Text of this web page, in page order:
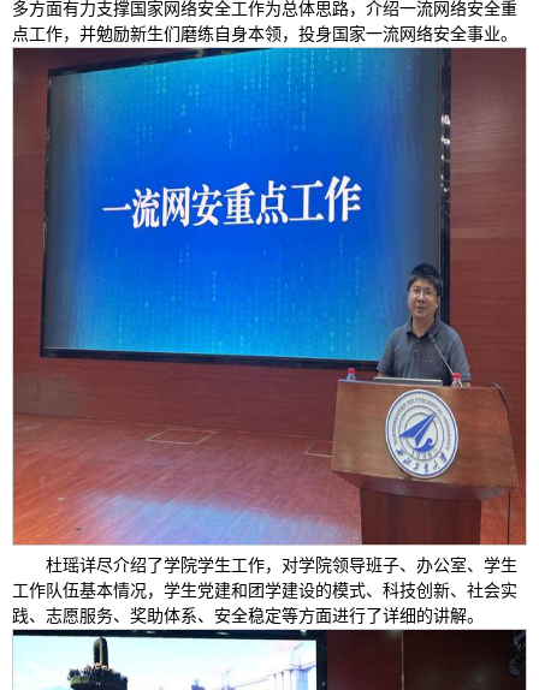
多方面有力支撑国家网络安全工作为总体思路，介绍一流网络安全重
点工作，并勉励新生们磨练自身本领，投身国家一流网络安全事业。
杜瑶详尽介绍了学院学生工作，对学院领导班子、办公室、学生
工作队伍基本情况，学生党建和团学建设的模式、科技创新、社会实
践、志愿服务、奖助体系、安全稳定等方面进行了详细的讲解。